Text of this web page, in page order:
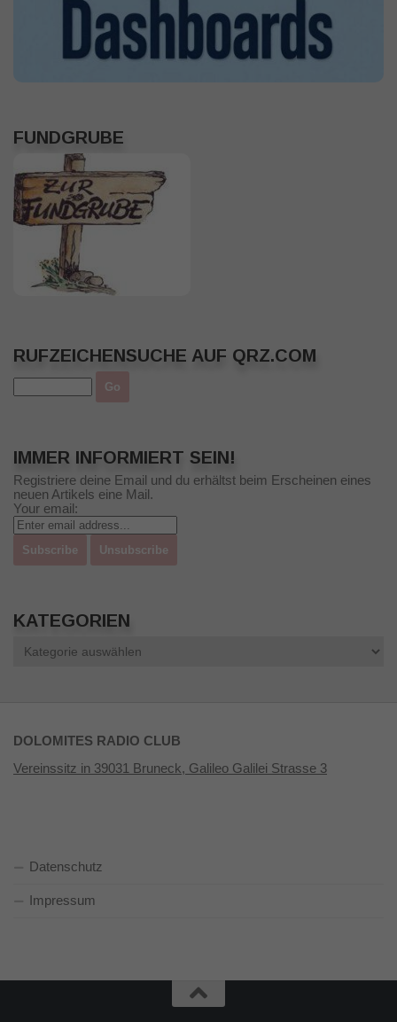
FUNDGRUBE
RUFZEICHENSUCHE AUF QRZ.COM
IMMER INFORMIERT SEIN!
Registriere deine Email und du erhältst beim Erscheinen eines
neuen Artikels eine Mail.
Your email:
KATEGORIEN
DOLOMITES RADIO CLUB
Vereinssitz in 39031 Bruneck, Galileo Galilei Strasse 3
Datenschutz
Impressum